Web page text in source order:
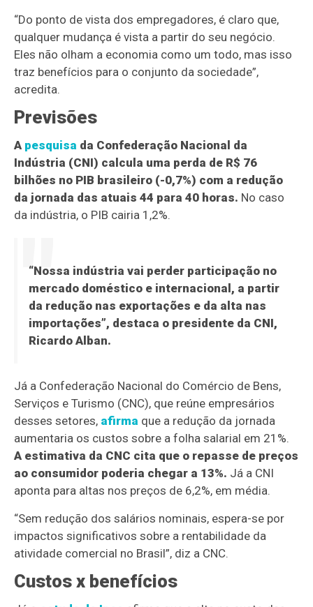
“Do ponto de vista dos empregadores, é claro que,
qualquer mudança é vista a partir do seu negócio.
Eles não olham a economia como um todo, mas isso
traz benefícios para o conjunto da sociedade”,
acredita.
Previsões
A pesquisa da Confederação Nacional da
Indústria (CNI) calcula uma perda de R$ 76
bilhões no PIB brasileiro (-0,7%) com a redução
da jornada das atuais 44 para 40 horas. No caso
da indústria, o PIB cairia 1,2%.
“Nossa indústria vai perder participação no
mercado doméstico e internacional, a partir
da redução nas exportações e da alta nas
importações”, destaca o presidente da CNI,
Ricardo Alban.
Já a Confederação Nacional do Comércio de Bens,
Serviços e Turismo (CNC), que reúne empresários
desses setores, afirma que a redução da jornada
aumentaria os custos sobre a folha salarial em 21%.
A estimativa da CNC cita que o repasse de preços
ao consumidor poderia chegar a 13%. Já a CNI
aponta para altas nos preços de 6,2%, em média.
“Sem redução dos salários nominais, espera-se por
impactos significativos sobre a rentabilidade da
atividade comercial no Brasil”, diz a CNC.
Custos x benefícios